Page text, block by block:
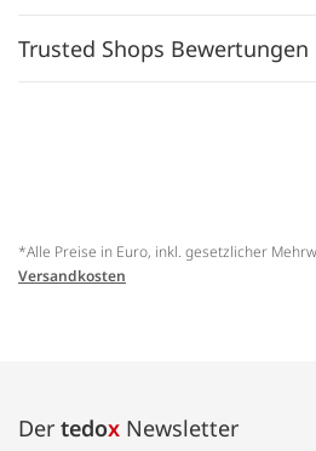
Trusted Shops Bewertungen
*Alle Preise in Euro, inkl. gesetzlicher
Versandkosten
Der tedox Newsletter